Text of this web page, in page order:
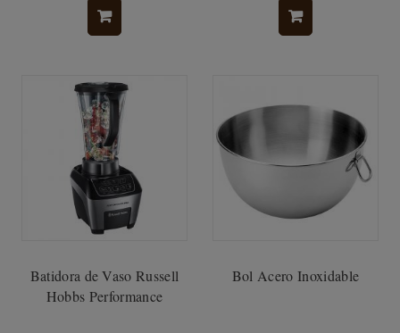
Batidora de Vaso Russell
Hobbs Performance
Bol Acero Inoxidable